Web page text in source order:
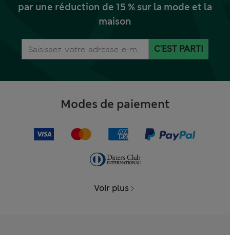
par une réduction de 15 % sur la mode et la
maison
C'EST PARTI
Modes de paiement
Voir plus